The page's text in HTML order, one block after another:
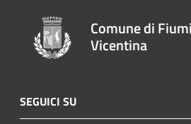
Comune di
Vicentina
SEGUICI SU